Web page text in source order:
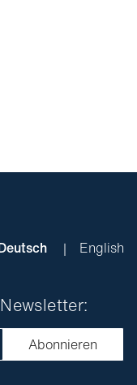
English
Abonnieren